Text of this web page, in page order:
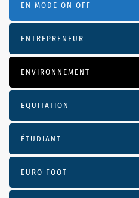
EN MODE ON OFF
ENTREPRENEUR
ENVIRONNEMENT
EQUITATION
ÉTUDIANT
EURO FOOT